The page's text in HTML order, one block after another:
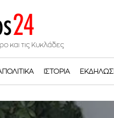
και τις Κυκλάδες
ΙΣΤΟΡΊΑ